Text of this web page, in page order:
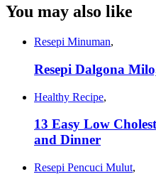
You may also like
Resepi Minuman,
Resepi Dalgona
Healthy Recipe,
13 Easy Low
and Dinner
Resepi Pencuci Mulut,